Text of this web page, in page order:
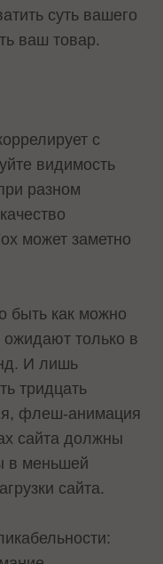
суть вашего
ваш товар.
с
видимость
разном
может заметно
быть как можно
только в
И лишь
тридцать
флеш-анимация
сайта должны
в меньшей
сайта.